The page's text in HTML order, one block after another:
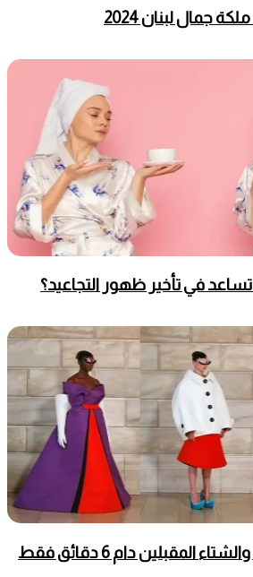
جمال لبنان 2024
في تأخير ظهور التجاعيد؟
دام 6 دقائق فقط